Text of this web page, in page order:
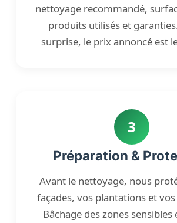
nettoyage recommandé,
produits utilisés et
surprise, le prix annoncé est
3
Préparation &
Avant le nettoyage, nous
façades, vos plantations et
Bâchage des zones sensibles